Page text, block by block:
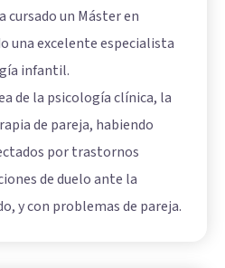
cursado un Máster en
una excelente especialista
infantil.
de la psicología clínica, la
de pareja, habiendo
por trastornos
de duelo ante la
y con problemas de pareja.